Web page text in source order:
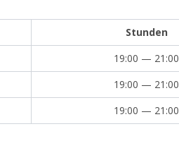
Stunden
19:00 — 21:00
19:00 — 21:00
19:00 — 21:00